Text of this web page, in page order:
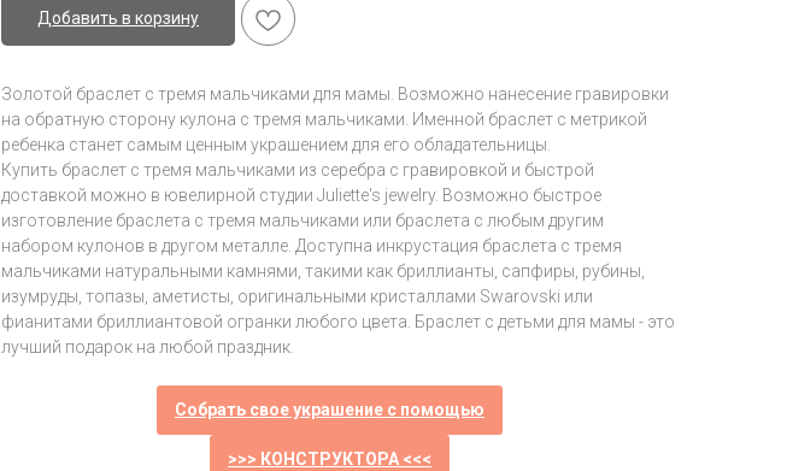
Добавить в корзину
Золотой браслет с тремя мальчиками для мамы. Возможно нанесение гравировки
на обратную сторону кулона с тремя мальчиками. Именной браслет с метрикой
ребенка станет самым ценным украшением для его обладательницы.
Купить браслет с тремя мальчиками из серебра с гравировкой и быстрой
доставкой можно в ювелирной студии Juliette's jewelry. Возможно быстрое
изготовление браслета с тремя мальчиками или браслета с любым другим
набором кулонов в другом металле. Доступна инкрустация браслета с тремя
мальчиками натуральными камнями, такими как бриллианты, сапфиры, рубины,
изумруды, топазы, аметисты, оригинальными кристаллами Swarovski или
фианитами бриллиантовой огранки любого цвета. Браслет с детьми для мамы - это
лучший подарок на любой праздник.
Собрать свое украшение с помощью
>>> КОНСТРУКТОРА <<<